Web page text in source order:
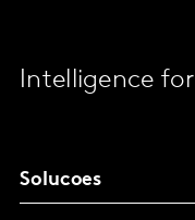
Intelligence
Solucoes